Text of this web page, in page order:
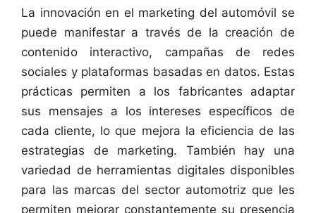
La innovación en el marketing del automóvil se
puede manifestar a través de la creación de
contenido interactivo, campañas de redes
sociales y plataformas basadas en datos. Estas
prácticas permiten a los fabricantes adaptar
sus mensajes a los intereses específicos de
cada cliente, lo que mejora la eficiencia de las
estrategias de marketing. También hay una
variedad de herramientas digitales disponibles
para las marcas del sector automotriz que les
permiten mejorar constantemente su presencia